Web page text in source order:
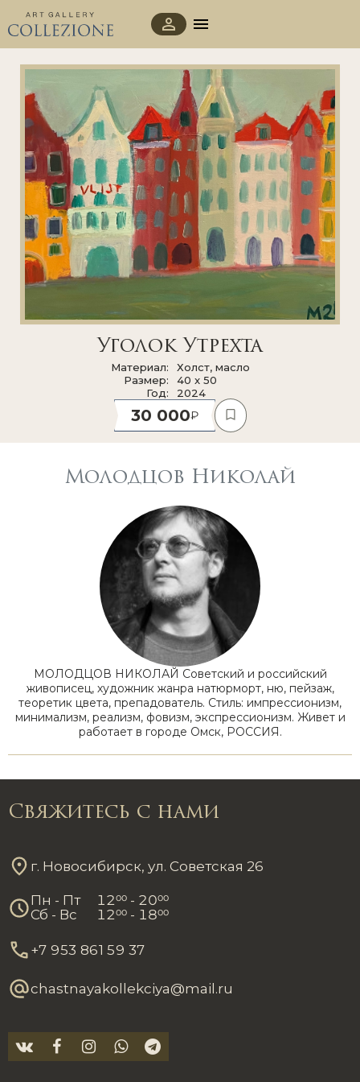
Уголок Утрехта
Материал
Холст, масло
Размер
40 x 50
Год
2024
30 000
Молодцов Николай
МОЛОДЦОВ НИКОЛАЙ Советский и российский
живописец, художник жанра натюрморт, ню, пейзаж,
теоретик цвета, препадователь. Стиль: импрессионизм,
минимализм, реализм, фовизм, экспрессионизм. Живет и
работает в городе Омск, РОССИЯ.
Свяжитесь с нами
г. Новосибирск, ул. Советская 26
Пн - Пт 1200 - 2000
Сб - Вс
1200 - 1800
+7 953 861 59 37
chastnayakollekciya@mail.ru